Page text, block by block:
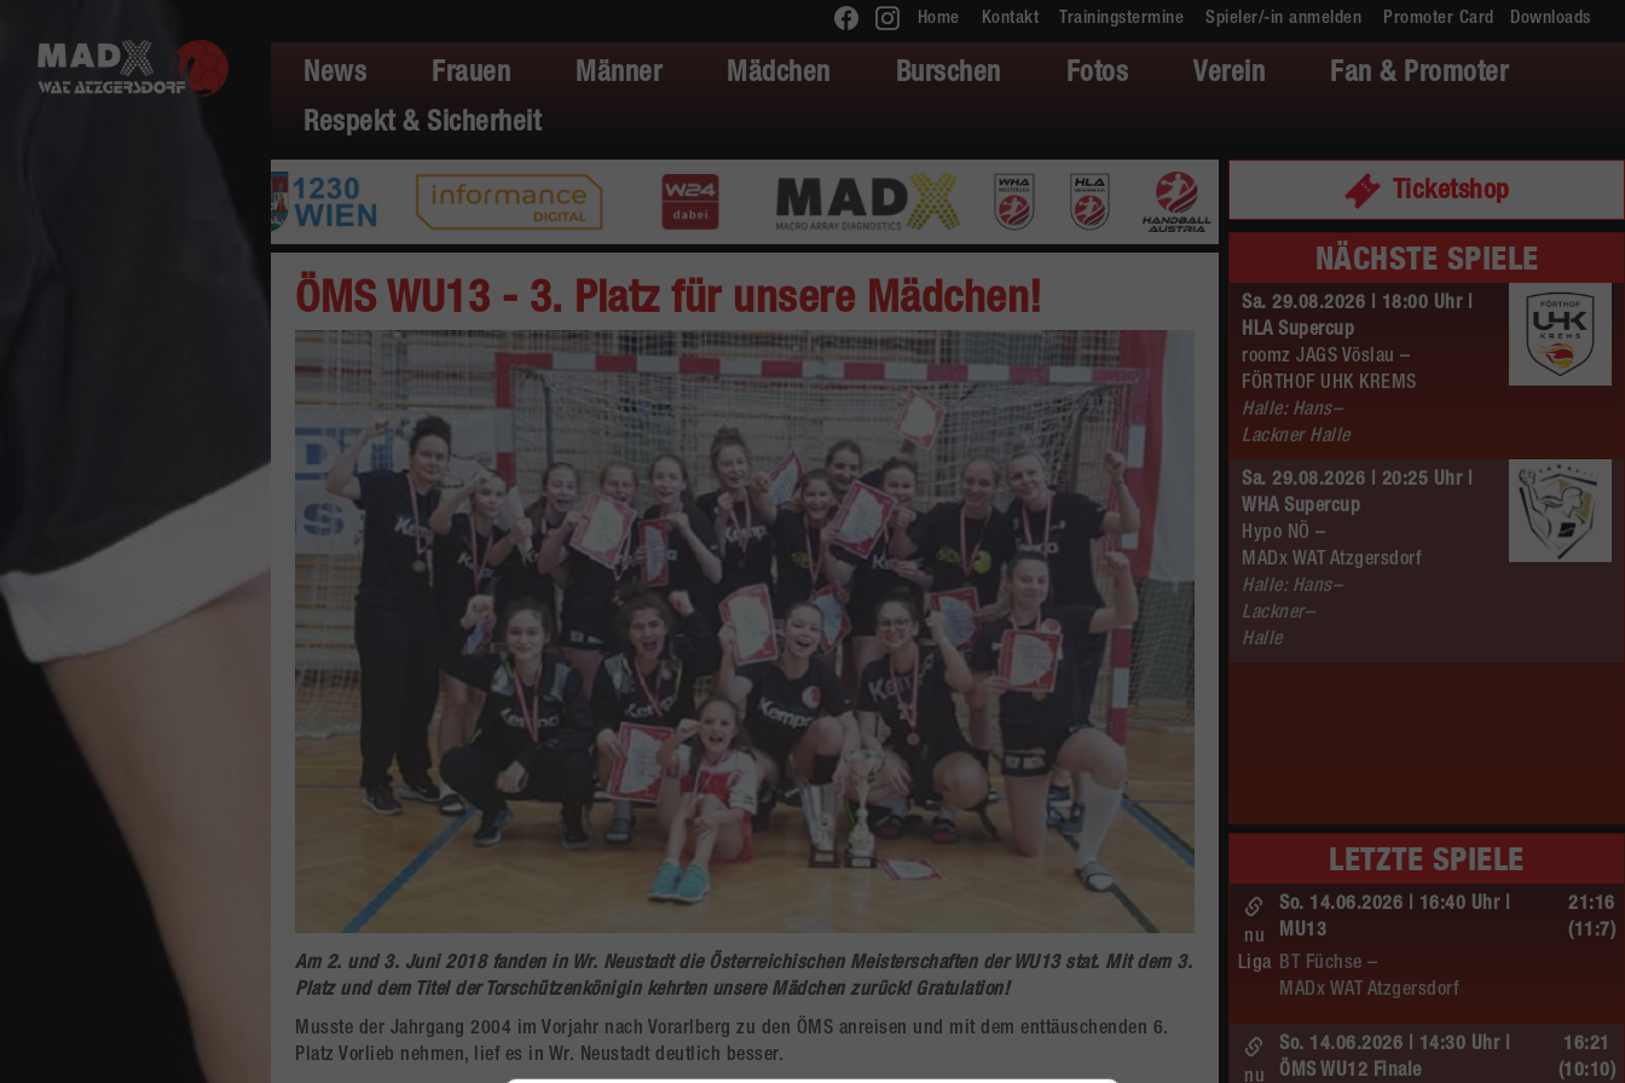
Home Kontakt Trainingstermine Spieler/-in anmelden Promoter Card Downloads
News Frauen Männer Mädchen Burschen Fotos Verein
Fan & Promoter
Respekt & Sicherheit
ÖMS WU13 - 3. Platz für unsere Mädchen!
Am 2. und 3. Juni 2018 fanden in Wr. Neustadt die Österreichischen Meisterschaften der WU13 stat. Mit dem 3.
Platz und dem Titel der Torschützenkönigin kehrten unsere Mädchen zurück! Gratulation!
Musste der Jahrgang 2004 im Vorjahr nach Vorarlberg zu den ÖMS anreisen und mit dem enttäuschenden 6.
Platz Vorlieb nehmen, lief es in Wr. Neustadt deutlich besser.
Ticketshop
NÄCHSTE SPIELE
Sa. 29.08.2026 | 18:00 Uhr |
HLA Supercup
roomz JAGS Vöslau –
FÖRTHOF UHK KREMS
Halle: Hans–
Lackner Halle
Sa. 29.08.2026 | 20:25 Uhr |
WHA Supercup
Hypo NÖ –
MADx WAT Atzgersdorf
Halle: Hans–
Lackner–
Halle
LETZTE SPIELE
So. 14.06.2026 | 16:40 Uhr |
MU13
BT Füchse –
MADx WAT Atzgersdorf
nu
Liga
21:16
(11:7)
So. 14.06.2026 | 14:30 Uhr |
ÖMS WU12 Finale
nu
16:21
(10:10)